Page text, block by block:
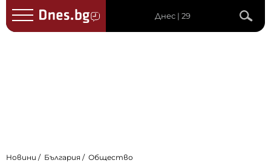
Днес | 29
Новини България Общество